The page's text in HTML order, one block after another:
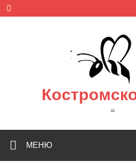
Skip
content
=
МЕНЮ